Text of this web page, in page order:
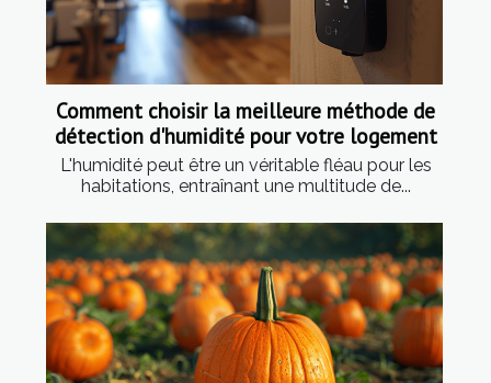
Comment choisir la meilleure méthode de
détection d'humidité pour votre logement
L'humidité peut être un véritable fléau pour les
habitations, entraînant une multitude de...